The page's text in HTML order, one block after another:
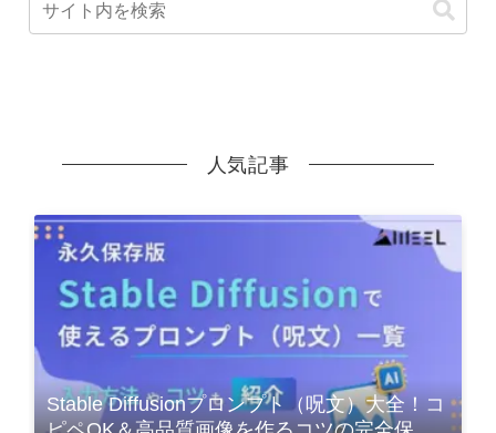
人気記事
Stable Diffusionプロンプト（呪文）大全！コ